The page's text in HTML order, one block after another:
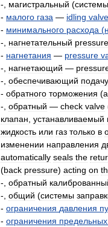
-, магистральный (системы
- малого газа — idling valve
- минимального расхода (
-, нагнетательный pressure
- нагнетания — pressure
-, нагнетающий —
-, обеспечивающий подачу
- обратного торможения (
-, обратный — check valve
клапан устанавливаемый
жидкость или газ только в
изменении направления
automatically seals the
(back pressure) acting on
-, обратный
-, общий (системы
- ограничения давления
- ограничения предельных